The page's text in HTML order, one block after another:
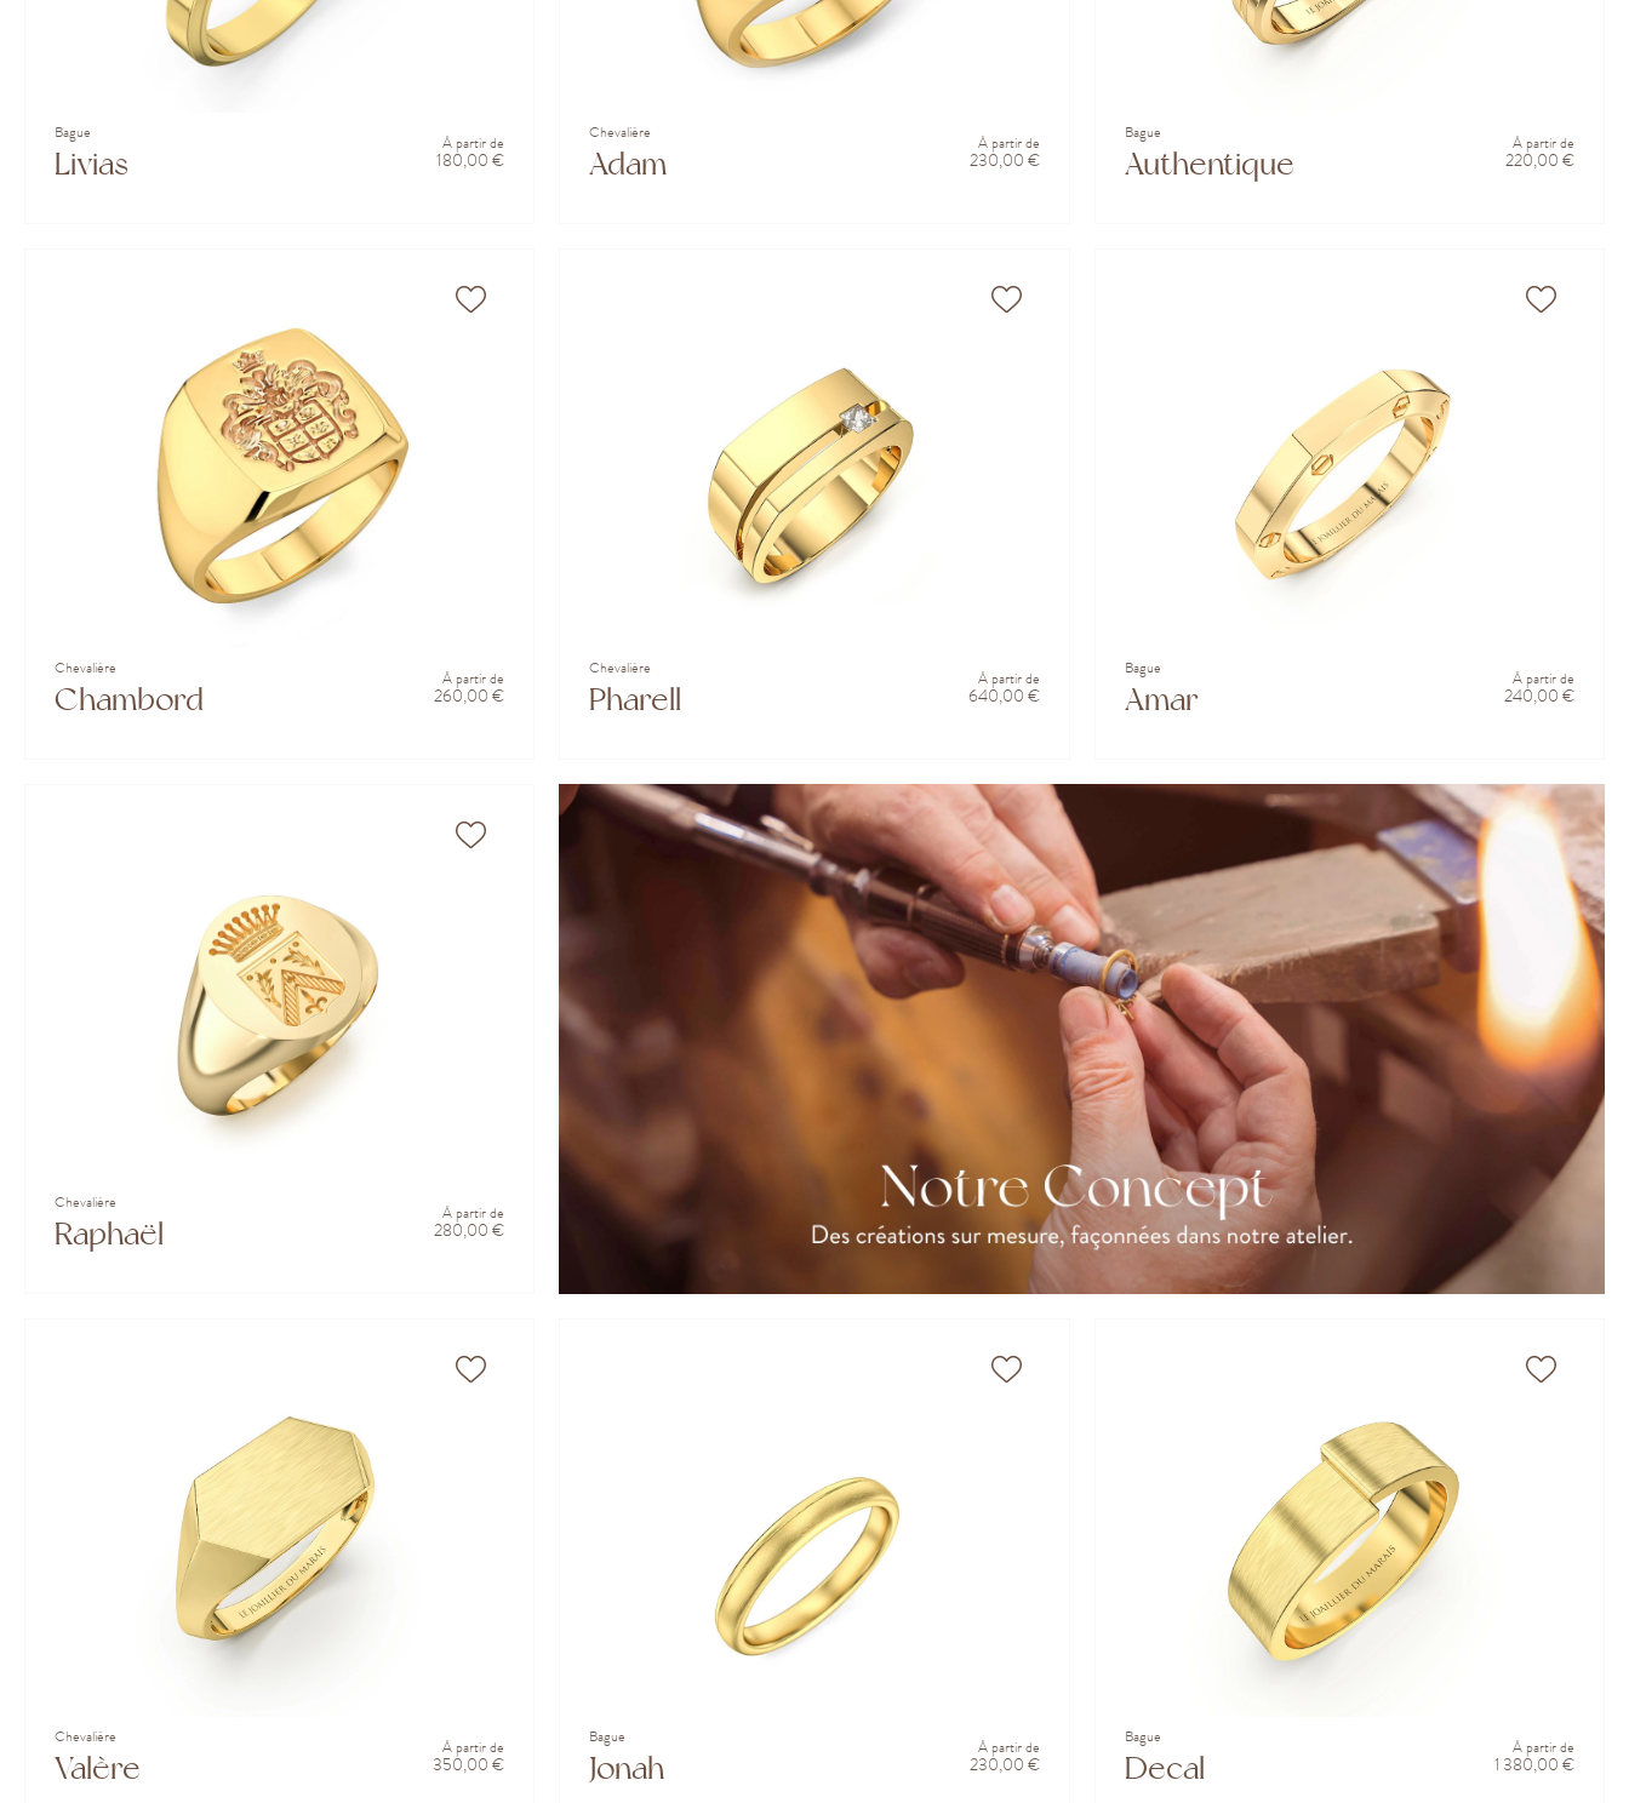
Bague
Livias
À partir de
180,00 €
Chevalière
Adam
À partir de
230,00 €
Bague
Authentique
À partir de
220,00 €
Chevalière
Chambord
À partir de
260,00 €
Chevalière
Pharell
À partir de
640,00 €
Bague
Amar
À partir de
240,00 €
Chevalière
Raphaël
À partir de
280,00 €
Chevalière
Valère
À partir de
350,00 €
Bague
Jonah
À partir de
230,00 €
Bague
Decal
À partir de
1 380,00 €